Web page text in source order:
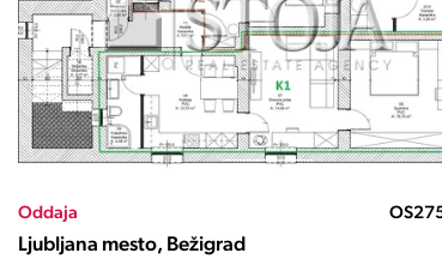
Oddaja
Ljubljana mesto, Bežigrad